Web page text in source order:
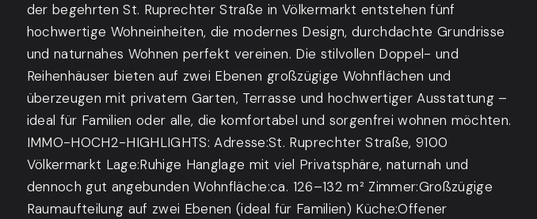
der begehrten St. Ruprechter Straße in Völkermarkt entstehen fünf
hochwertige Wohneinheiten, die modernes Design, durchdachte Grundrisse
und naturnahes Wohnen perfekt vereinen. Die stilvollen Doppel- und
Reihenhäuser bieten auf zwei Ebenen großzügige Wohnflächen und
überzeugen mit privatem Garten, Terrasse und hochwertiger Ausstattung –
ideal für Familien oder alle, die komfortabel und sorgenfrei wohnen möchten.
IMMO-HOCH2-HIGHLIGHTS: Adresse:St. Ruprechter Straße, 9100
Völkermarkt Lage:Ruhige Hanglage mit viel Privatsphäre, naturnah und
dennoch gut angebunden Wohnfläche:ca. 126–132 m² Zimmer:Großzügige
Raumaufteilung auf zwei Ebenen (ideal für Familien) Küche:Offener